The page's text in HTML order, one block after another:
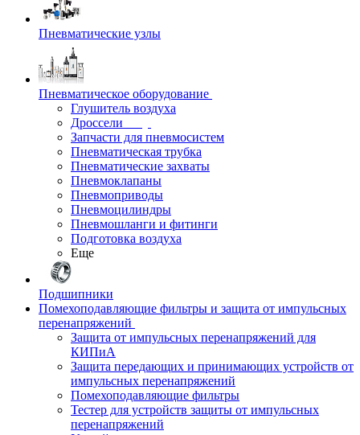
Пневматические узлы
Пневматическое оборудование
Глушитель воздуха
Дроссели
Запчасти для пневмосистем
Пневматическая трубка
Пневматические захваты
Пневмоклапаны
Пневмоприводы
Пневмоцилиндры
Пневмошланги и фитинги
Подготовка воздуха
Еще
Подшипники
Помехоподавляющие фильтры и защита от импульсных
перенапряжений
Защита от импульсных перенапряжений для
КИПиА
Защита передающих и принимающих устройств от
импульсных перенапряжений
Помехоподавляющие фильтры
Тестер для устройств защиты от импульсных
перенапряжений